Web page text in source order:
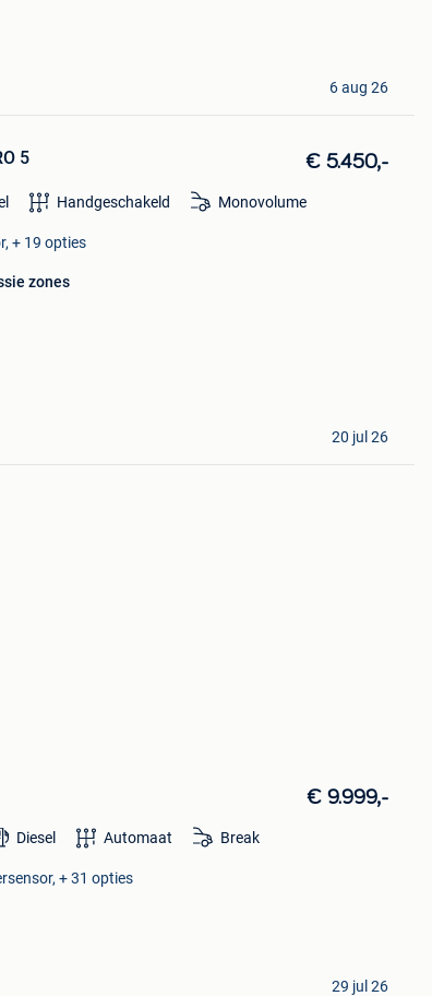
6 aug 26
5 € 5.450,-
Handgeschakeld Monovolume
+ 19 opties
zones
20 jul 26
€ 9.999,-
Diesel Automaat Break
+ 31 opties
29 jul 26